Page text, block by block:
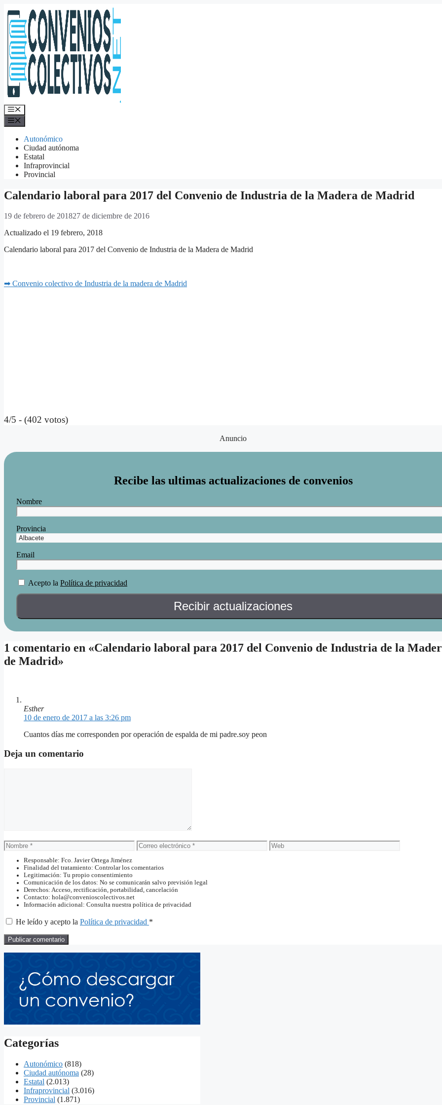
al
contenido
Menú
Autonómico
Ciudad autónoma
Estatal
Infraprovincial
Provincial
Calendario laboral para 2017 del Convenio de Industria de la Madera de Madrid
19 de febrero de 201827 de diciembre de 2016
Actualizado el 19 febrero, 2018
Calendario laboral para 2017 del Convenio de Industria de la Madera de Madrid
➡ Convenio colectivo de Industria de la madera de Madrid
4/5 - (402 votos)
Anuncio
Recibe las ultimas actualizaciones de convenios
Nombre
Provincia
Email
Acepto la Política de privacidad
1 comentario en «Calendario laboral para 2017 del Convenio de Industria de la
de Madrid»
Esther
10 de enero de 2017 a las 3:26 pm
Cuantos días me corresponden por operación de espalda de mi padre.soy peon
Deja un comentario
Nombre
Correo
electrónico
Web
Responsable: Fco. Javier Ortega Jiménez
Finalidad del tratamiento: Controlar los comentarios
Legitimación: Tu propio consentimiento
Comunicación de los datos: No se comunicarán salvo previsión legal
Derechos: Acceso, rectificación, portabilidad, cancelación
Contacto: hola@convenioscolectivos.net
Información adicional: Consulta nuestra política de privacidad
He leído y acepto la Política de privacidad *
Categorías
Autonómico (818)
Ciudad autónoma (28)
Estatal (2.013)
Infraprovincial (3.016)
Provincial (1.871)